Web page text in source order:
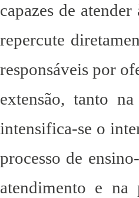
capazes de
repercute
responsáveis por
extensão, tanto
intensifica-se o
processo de
atendimento e na